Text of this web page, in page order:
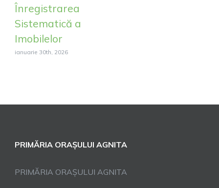
Înregistrarea
Sistematică a
Imobilelor
ianuarie 30th, 2026
PRIMĂRIA ORAȘULUI AGNITA
PRIMĂRIA ORAȘULUI AGNITA